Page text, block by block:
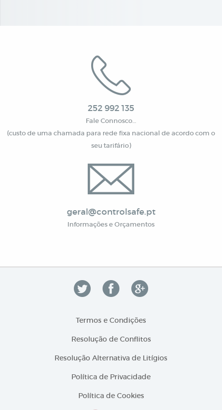
252 992 135
Fale Connosco…
(custo de uma chamada para rede fixa nacional de acordo com o
seu tarifário)
geral@controlsafe.pt
Informações e Orçamentos
Termos e Condições
Resolução de Conflitos
Resolução Alternativa de Litígios
Política de Privacidade
Política de Cookies